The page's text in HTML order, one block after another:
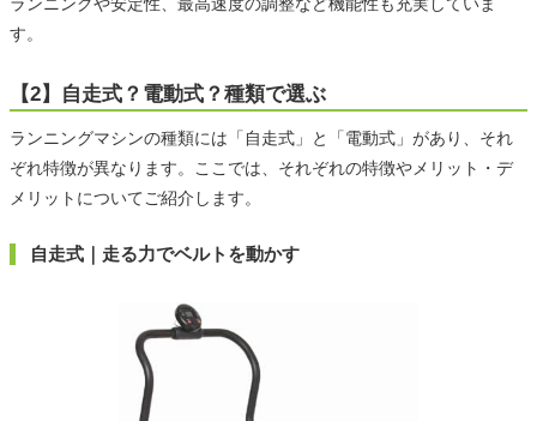
ランニングや安定性、最高速度の調整など機能性も充実していま
す。
【2】自走式？電動式？種類で選ぶ
ランニングマシンの種類には「自走式」と「電動式」があり、それ
ぞれ特徴が異なります。ここでは、それぞれの特徴やメリット・デ
メリットについてご紹介します。
自走式｜走る力でベルトを動かす